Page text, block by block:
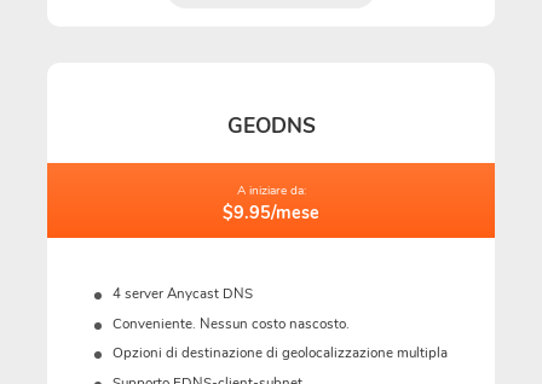
GEODNS
A iniziare da:
$9.95/mese
4 server Anycast DNS
Conveniente. Nessun costo nascosto.
Opzioni di destinazione di geolocalizzazione multipla